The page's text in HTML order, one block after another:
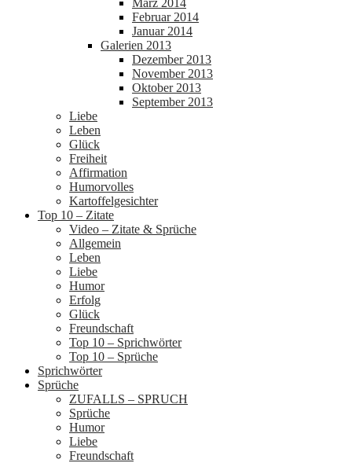
Februar 2014
Januar 2014
Galerien 2013
Dezember 2013
November 2013
Oktober 2013
September 2013
Liebe
Leben
Glück
Freiheit
Affirmation
Humorvolles
Kartoffelgesichter
Top 10 – Zitate
Video – Zitate & Sprüche
Allgemein
Leben
Liebe
Humor
Erfolg
Glück
Freundschaft
Top 10 – Sprichwörter
Top 10 – Sprüche
Sprichwörter
Sprüche
ZUFALLS – SPRUCH
Sprüche
Humor
Liebe
Freundschaft